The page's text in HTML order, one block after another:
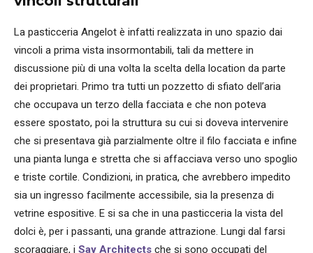
La pasticceria Angelot è infatti realizzata in uno spazio dai
vincoli a prima vista insormontabili, tali da mettere in
discussione più di una volta la scelta della location da parte
dei proprietari. Primo tra tutti un pozzetto di sfiato dell’aria
che occupava un terzo della facciata e che non poteva
essere spostato, poi la struttura su cui si doveva intervenire
che si presentava già parzialmente oltre il filo facciata e infine
una pianta lunga e stretta che si affacciava verso uno spoglio
e triste cortile. Condizioni, in pratica, che avrebbero impedito
sia un ingresso facilmente accessibile, sia la presenza di
vetrine espositive. E si sa che in una pasticceria la vista del
dolci è, per i passanti, una grande attrazione. Lungi dal farsi
scoraggiare, i Say Architects che si sono occupati del